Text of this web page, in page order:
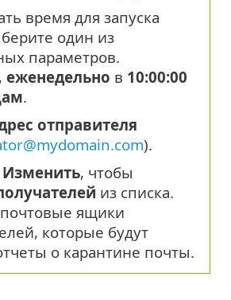
время для запуска
один из
параметров.
еженедельно в 10:00:00
.
отправителя
).
Изменить, чтобы
из списка.
ящики
которые будут
о карантине почты.